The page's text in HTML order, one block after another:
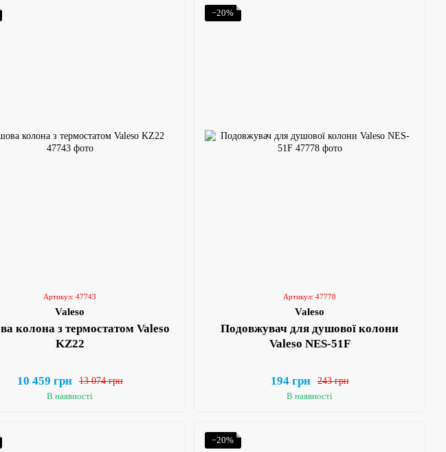
Артикул: 47743
Valeso
колона з термостатом Valeso
KZ22
13 074 грн
10 459 грн
В наявності
−20%
Артикул: 47778
Valeso
Подовжувач для душової колони
Valeso NES-51F
243 грн
194 грн
В наявності
−20%